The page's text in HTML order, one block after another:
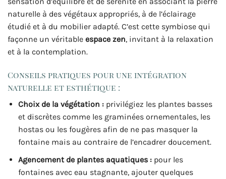
naturelle à des végétaux appropriés, à de l’éclairage
étudié et à du mobilier adapté. C’est cette symbiose qui
façonne un véritable espace zen, invitant à la relaxation
et à la contemplation.
Conseils pratiques pour une intégration
naturelle et esthétique :
Choix de la végétation :privilégiez les plantes basses
et discrètes comme les graminées ornementales, les
hostas ou les fougères afin de ne pas masquer la
fontaine mais au contraire de l’encadrer doucement.
Agencement de plantes aquatiques :pour les
fontaines avec eau stagnante, ajouter quelques